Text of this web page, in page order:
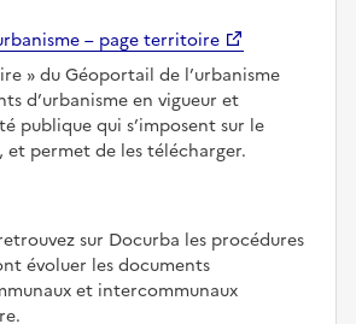
– page territoire
du Géoportail de l’urbanisme
d’urbanisme en vigueur et
publique qui s’imposent sur le
permet de les télécharger.
sur Docurba les procédures
évoluer les documents
et intercommunaux